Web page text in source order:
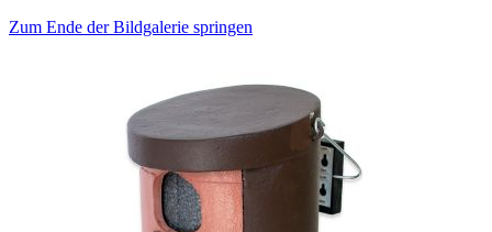
Zum Ende der Bildgalerie springen